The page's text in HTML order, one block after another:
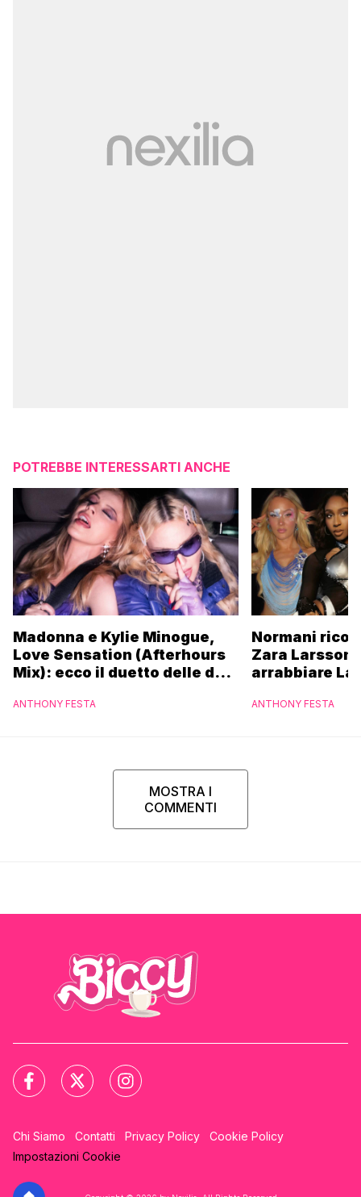
POTREBBE INTERESSARTI ANCHE
Madonna e Kylie Minogue,
Love Sensation (Afterhours
Mix): ecco il duetto delle due
ANTHONY FESTA
Normani
Zara Larsson
arrabbiare
ANTHONY FESTA
MOSTRA I
COMMENTI
Chi Siamo Contatti Privacy Policy
Cookie Policy
Impostazioni Cookie